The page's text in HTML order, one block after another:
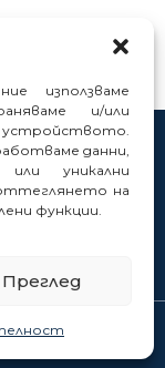
използваме
и/или
данни,
уникални
на
функции.
Преглед